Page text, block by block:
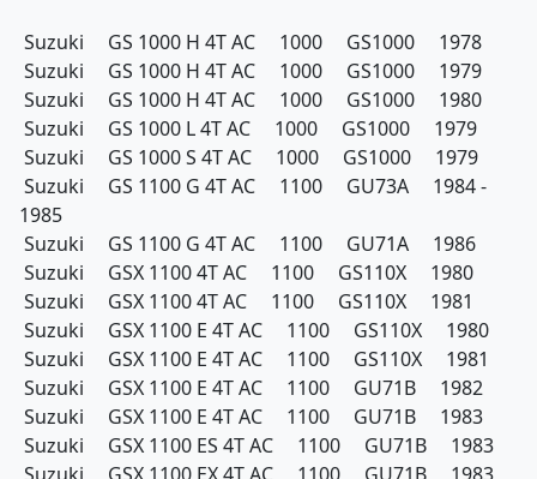
Suzuki GS 1000 H 4T AC 1000 GS1000 1978
Suzuki GS 1000 H 4T AC 1000 GS1000 1979
Suzuki GS 1000 H 4T AC 1000 GS1000 1980
Suzuki GS 1000 L 4T AC 1000 GS1000 1979
Suzuki GS 1000 S 4T AC 1000 GS1000 1979
Suzuki GS 1100 G 4T AC 1100 GU73A 1984 -
1985
Suzuki GS 1100 G 4T AC 1100 GU71A 1986
Suzuki GSX 1100 4T AC 1100 GS110X 1980
Suzuki GSX 1100 4T AC 1100 GS110X 1981
Suzuki GSX 1100 E 4T AC 1100 GS110X 1980
Suzuki GSX 1100 E 4T AC 1100 GS110X 1981
Suzuki GSX 1100 E 4T AC 1100 GU71B 1982
Suzuki GSX 1100 E 4T AC 1100 GU71B 1983
Suzuki GSX 1100 ES 4T AC 1100 GU71B 1983